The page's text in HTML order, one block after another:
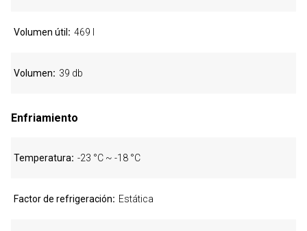
Volumen útil 469 l
Volumen 39 db
Enfriamiento
Temperatura -23 °C ~ -18 °C
Factor de refrigeración Estática